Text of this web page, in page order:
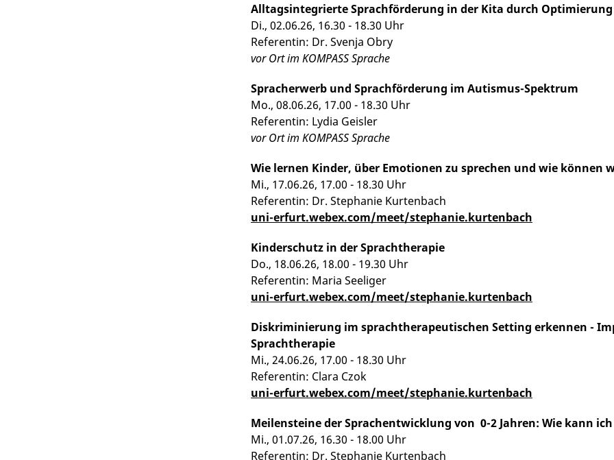
Alltagsintegrierte Sprachförderung in der Kita durch
Di., 02.06.26, 16.30 - 18.30 Uhr
Referentin: Dr. Svenja Obry
vor Ort im KOMPASS Sprache
Spracherwerb und Sprachförderung im Autismus-Spektrum
Mo., 08.06.26, 17.00 - 18.30 Uhr
Referentin: Lydia Geisler
vor Ort im KOMPASS Sprache
Wie lernen Kinder, über Emotionen zu sprechen und wie
Mi., 17.06.26, 17.00 - 18.30 Uhr
Referentin: Dr. Stephanie Kurtenbach
uni-erfurt.webex.com/meet/stephanie.kurtenbach
Kinderschutz in der Sprachtherapie
Do., 18.06.26, 18.00 - 19.30 Uhr
Referentin: Maria Seeliger
uni-erfurt.webex.com/meet/stephanie.kurtenbach
Diskriminierung im sprachtherapeutischen Setting erkennen -
Sprachtherapie
Mi., 24.06.26, 17.00 - 18.30 Uhr
Referentin: Clara Czok
uni-erfurt.webex.com/meet/stephanie.kurtenbach
Meilensteine der Sprachentwicklung von 0-2 Jahren: Wie kann
Mi., 01.07.26, 16.30 - 18.00 Uhr
Referentin: Dr. Stephanie Kurtenbach